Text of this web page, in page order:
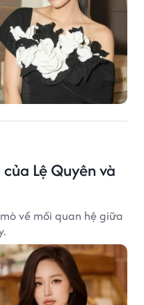
Lệ Quyên và
về mối quan hệ giữa